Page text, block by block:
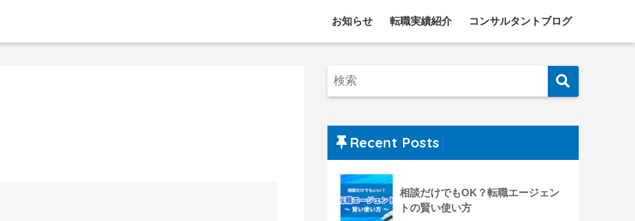
お知らせ 転職実績紹介 コンサルタントブログ
Recent Posts
相談だけでもOK？転職エージェン
トの賢い使い方